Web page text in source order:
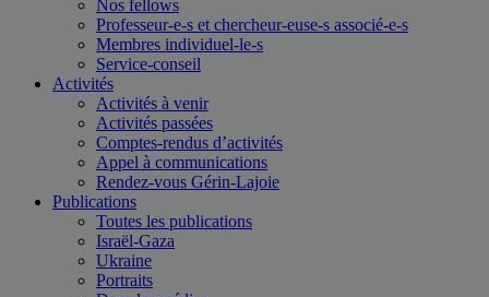
Nos fellows
Professeur-e-s et chercheur-euse-s associé-e-s
Membres individuel-le-s
Service-conseil
Activités
Activités à venir
Activités passées
Comptes-rendus d’activités
Appel à communications
Rendez-vous Gérin-Lajoie
Publications
Toutes les publications
Israël-Gaza
Ukraine
Portraits